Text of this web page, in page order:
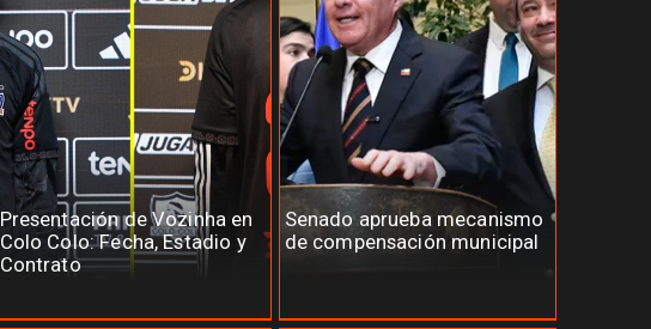
Presentación de Vozinha en
Colo Colo: Fecha, Estadio y
Contrato
Senado aprueba mecanismo
de compensación municipal